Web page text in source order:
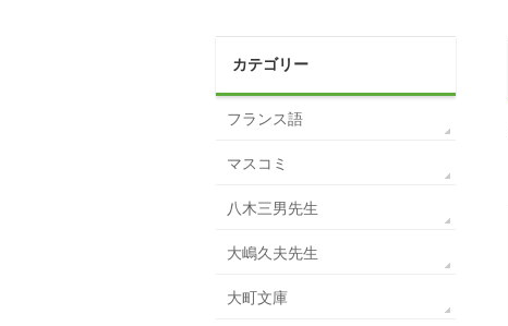
カテゴリー
フランス語
マスコミ
八木三男先生
大嶋久夫先生
大町文庫